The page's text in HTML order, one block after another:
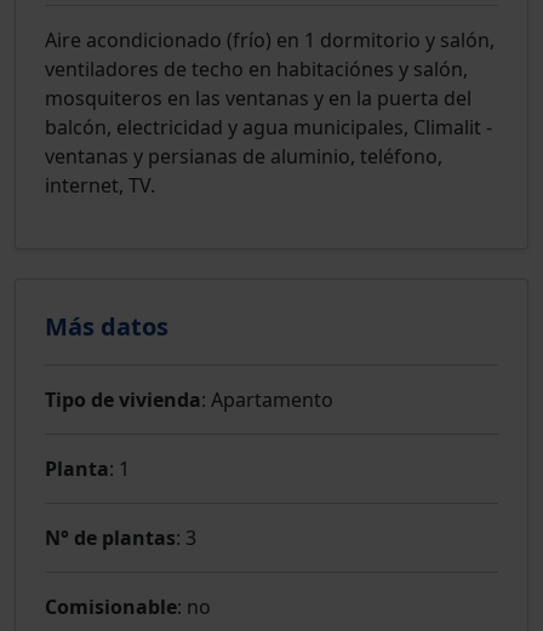
Aire acondicionado (frío) en 1 dormitorio y salón,
ventiladores de techo en habitaciónes y salón,
mosquiteros en las ventanas y en la puerta del
balcón, electricidad y agua municipales, Climalit -
ventanas y persianas de aluminio, teléfono,
internet, TV.
Más datos
Tipo de vivienda: Apartamento
Planta: 1
N° de plantas: 3
Comisionable: no